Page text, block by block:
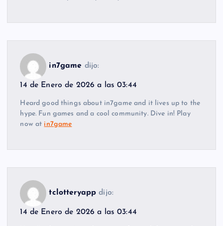
in7game dijo:
14 de Enero de 2026 a las 03:44
Heard good things about in7game and it lives up to the
hype. Fun games and a cool community. Dive in! Play
now at in7game
tclotteryapp dijo:
14 de Enero de 2026 a las 03:44